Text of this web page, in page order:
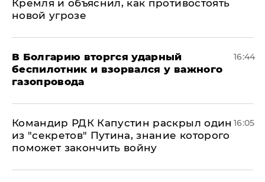
Кремля и объяснил, как противостоять
новой угрозе
В Болгарию вторгся ударный
беспилотник и взорвался у важного
газопровода
16:44
Командир РДК Капустин раскрыл один
из "секретов" Путина, знание которого
поможет закончить войну
16:05